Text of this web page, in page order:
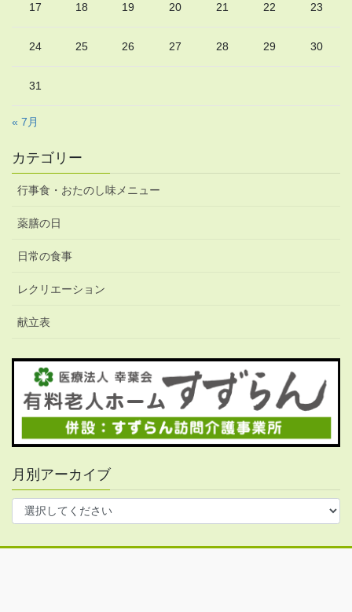
17 18 19 20 21 22 23
24 25 26 27 28 29 30
31
« 7月
カテゴリー
行事食・おたのし味メニュー
薬膳の日
日常の食事
レクリエーション
献立表
月別アーカイブ